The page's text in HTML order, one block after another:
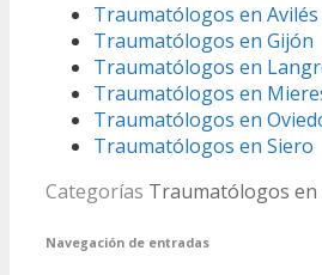
Traumatólogos en Avilés
Traumatólogos en Gijón
Traumatólogos en
Traumatólogos en
Traumatólogos en
Traumatólogos en Siero
Categorías Traumatólogos en
Navegación de entradas